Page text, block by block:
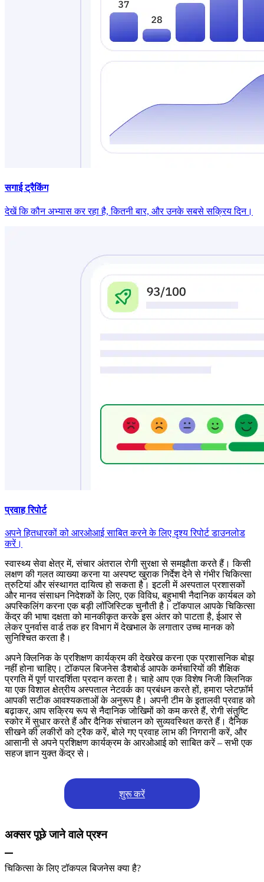
सगाई ट्रैकिंग
देखें कि कौन अभ्यास कर रहा है, कितनी बार, और उनके सबसे सक्रिय दिन।
प्रवाह रिपोर्ट
अपने हितधारकों को आरओआई साबित करने के लिए दृश्य रिपोर्ट डाउनलोड
करें।
स्वास्थ्य सेवा क्षेत्र में, संचार अंतराल रोगी सुरक्षा से समझौता करते हैं। किसी
लक्षण की गलत व्याख्या करना या अस्पष्ट खुराक निर्देश देने से गंभीर चिकित्सा
त्रुटियां और संस्थागत दायित्व हो सकता है। इटली में अस्पताल प्रशासकों
और मानव संसाधन निदेशकों के लिए, एक विविध, बहुभाषी नैदानिक कार्यबल को
अपस्किलिंग करना एक बड़ी लॉजिस्टिक चुनौती है। टॉकपाल आपके चिकित्सा
केंद्र की भाषा दक्षता को मानकीकृत करके इस अंतर को पाटता है, ईआर से
लेकर पुनर्वास वार्ड तक हर विभाग में देखभाल के लगातार उच्च मानक को
सुनिश्चित करता है।
अपने क्लिनिक के प्रशिक्षण कार्यक्रम की देखरेख करना एक प्रशासनिक बोझ
नहीं होना चाहिए। टॉकपल बिजनेस डैशबोर्ड आपके कर्मचारियों की शैक्षिक
प्रगति में पूर्ण पारदर्शिता प्रदान करता है। चाहे आप एक विशेष निजी क्लिनिक
या एक विशाल क्षेत्रीय अस्पताल नेटवर्क का प्रबंधन करते हों, हमारा प्लेटफ़ॉर्म
आपकी सटीक आवश्यकताओं के अनुरूप है। अपनी टीम के इतालवी प्रवाह को
बढ़ाकर, आप सक्रिय रूप से नैदानिक जोखिमों को कम करते हैं, रोगी संतुष्टि
स्कोर में सुधार करते हैं और दैनिक संचालन को सुव्यवस्थित करते हैं। दैनिक
सीखने की लकीरों को ट्रैक करें, बोले गए प्रवाह लाभ की निगरानी करें, और
आसानी से अपने प्रशिक्षण कार्यक्रम के आरओआई को साबित करें – सभी एक
सहज ज्ञान युक्त केंद्र से।
शुरू करें
अक्सर पूछे जाने वाले प्रश्न
चिकित्सा के लिए टॉकपल बिजनेस क्या है?